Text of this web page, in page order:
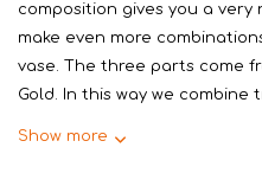
composition gives you a
make even more
vase. The three parts come
Gold. In this way we combine
Show more